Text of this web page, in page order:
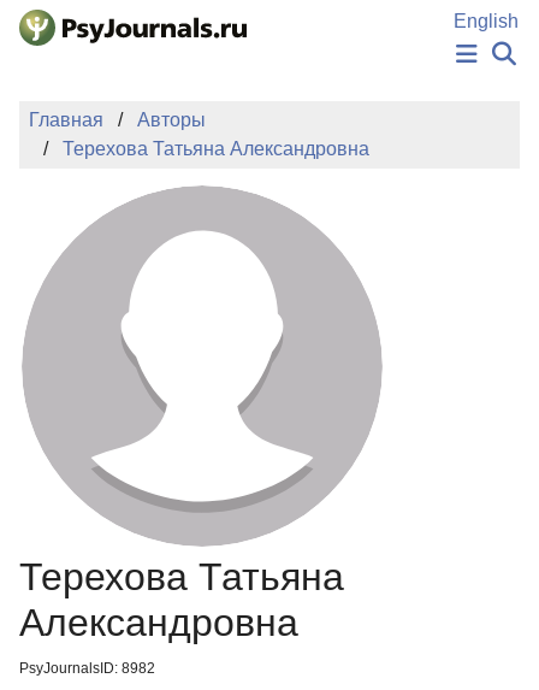
Перейти к основному содержанию
English
ИЗДАНИЯ
АВТОРЫ
ПОДАТЬ РУКОПИСЬ
БАЗА ЗНАНИЙ
КЛЮЧЕВЫЕ СЛОВА
Регистрация
Главная
Авторы
Терехова Татьяна Александровна
Терехова Татьяна
Александровна
PsyJournalsID: 8982